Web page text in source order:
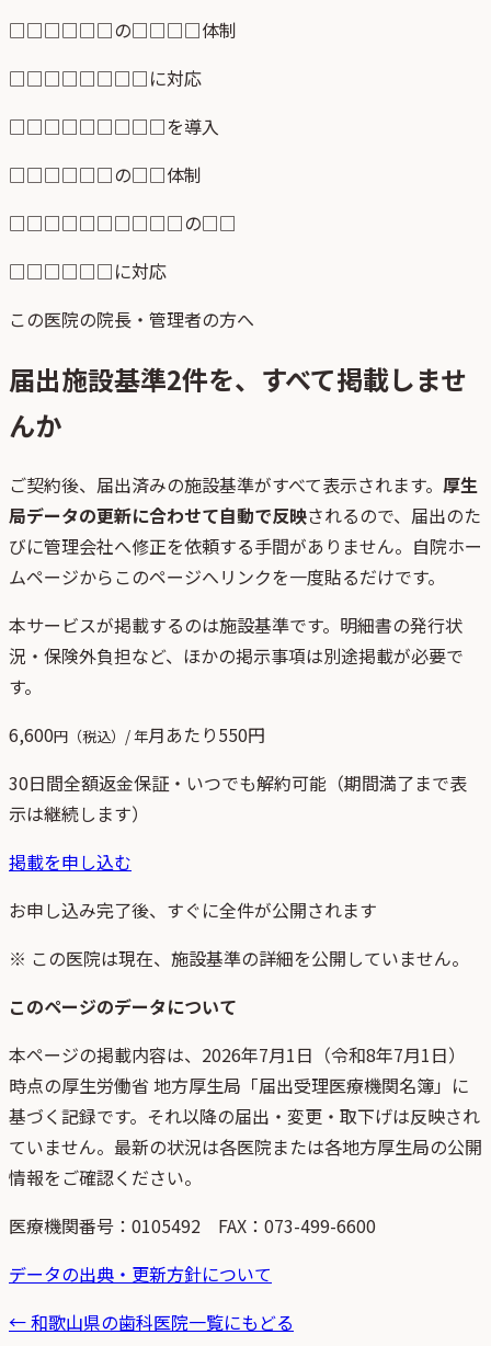
□□□□□□の□□□□体制
□□□□□□□□に対応
□□□□□□□□□を導入
□□□□□□の□□体制
□□□□□□□□□□の□□
□□□□□□に対応
この医院の院長・管理者の方へ
届出施設基準2件を、すべて掲載しませ
んか
ご契約後、 届出済みの施設基準がすべて表示されます。 厚生
局データの更新に合わせて自動で反映されるので、届出のた
びに管理会社へ修正を依頼する手間がありません。自院ホー
ムページからこのページへリンクを一度貼るだけです。
本サービスが掲載するのは施設基準です。明細書の発行状
況・保険外負担など、ほかの掲示事項は別途掲載が必要で
す。
6,600円（税込）/ 年月あたり550円
30日間全額返金保証・いつでも解約可能（期間満了まで表
示は継続します）
掲載を申し込む
お申し込み完了後、すぐに全件が公開されます
※ この医院は現在、施設基準の詳細を公開していません。
このページのデータについて
本ページの掲載内容は、 2026年7月1日 （令和8年7月1日）
時点の厚生労働省 地方厚生局「届出受理医療機関名簿」 に
基づく記録です。それ以降の届出・変更・取下げは反映され
ていません。最新の状況は各医院または各地方厚生局の公開
情報をご確認ください。
医療機関番号： 0105492 FAX：073-499-6600
データの出典・更新方針について
←和歌山県の歯科医院一覧にもどる